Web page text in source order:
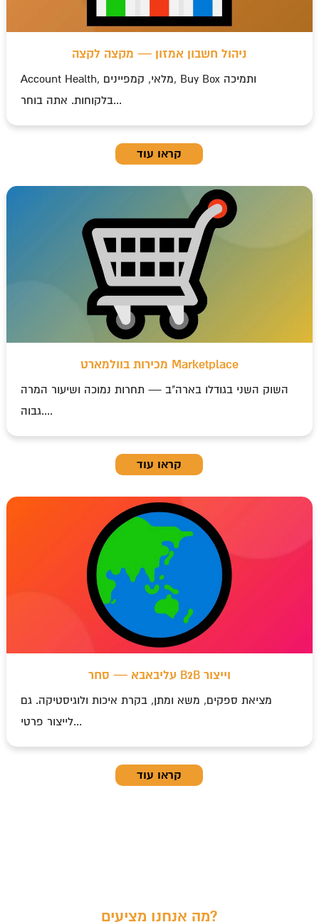
ניהול חשבון אמזון — מקצה לקצה
Account Health, מלאי, קמפיינים, Buy Box ותמיכה
בלקוחות. אתה בוחר...
קראו עוד
מכירות בוולמארט Marketplace
השוק השני בגודלו בארה"ב — תחרות נמוכה ושיעור המרה
גבוה....
קראו עוד
עליבאבא — סחר B2B וייצור
מציאת ספקים, משא ומתן, בקרת איכות ולוגיסטיקה. גם
לייצור פרטי...
קראו עוד
מה אנחנו מציעים?